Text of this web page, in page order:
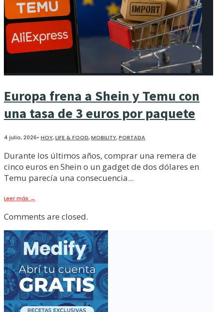
Europa frena a Shein y Temu con
una tasa de 3 euros por paquete
4 julio, 2026• HOY,LIFE & FOOD,MOBILITY,PORTADA
Durante los últimos años, comprar una remera de
cinco euros en Shein o un gadget de dos dólares en
Temu parecía una consecuencia...
Leer más →
Comments are closed.